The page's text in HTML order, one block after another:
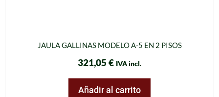
JAULA GALLINAS MODELO A-5 EN 2 PISOS
321,05 € IVA incl.
Añadir al carrito